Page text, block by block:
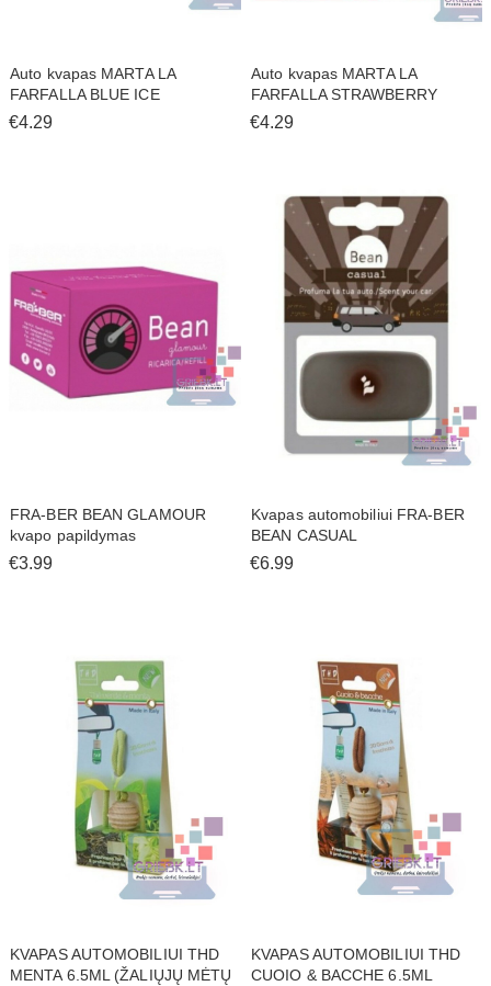
Auto kvapas MARTA LA
FARFALLA BLUE ICE
€4.29
Auto kvapas MARTA LA
FARFALLA STRAWBERRY
€4.29
FRA-BER BEAN GLAMOUR
kvapo papildymas
€3.99
Kvapas automobiliui FRA-BER
BEAN CASUAL
€6.99
KVAPAS AUTOMOBILIUI THD
MENTA 6.5ML (ŽALIŲJŲ MĖTŲ
KVAPAS AUTOMOBILIUI THD
CUOIO & BACCHE 6.5ML